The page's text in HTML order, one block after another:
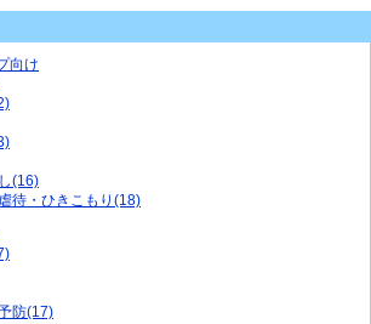
向け
(16)
待・ひきこもり(18)
防(17)